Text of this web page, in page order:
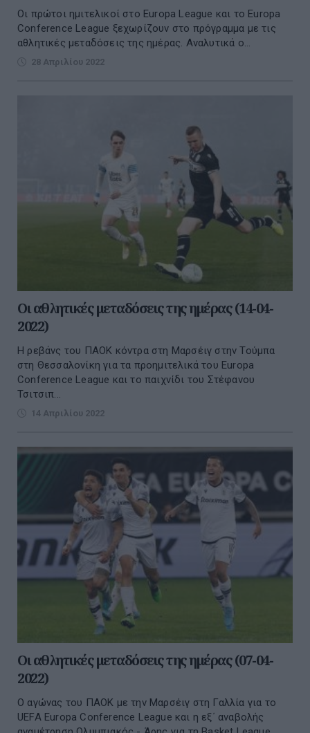
Οι πρώτοι ημιτελικοί στο Europa League και το Europa
Conference League ξεχωρίζουν στο πρόγραμμα με τις
αθλητικές μεταδόσεις της ημέρας. Αναλυτικά ο...
28 Απριλίου 2022
Οι αθλητικές μεταδόσεις της ημέρας (14-04-
2022)
Η ρεβάνς του ΠΑΟΚ κόντρα στη Μαρσέιγ στην Τούμπα
στη Θεσσαλονίκη για τα προημιτελικά του Europa
Conference League και το παιχνίδι του Στέφανου
Τσιτσιπ...
14 Απριλίου 2022
Οι αθλητικές μεταδόσεις της ημέρας (07-04-
2022)
Ο αγώνας του ΠΑΟΚ με την Μαρσέιγ στη Γαλλία για το
UEFA Europa Conference League και η εξ΄ αναβολής